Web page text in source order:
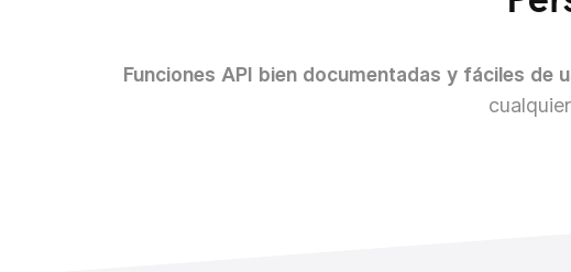
Funciones API bien documentadas y fáciles de